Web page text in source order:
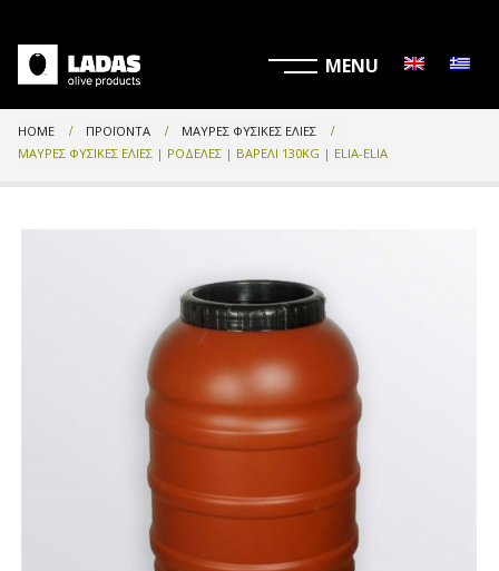
HOME ΠΡΟΪΌΝΤΑ
ΜΑΎΡΕΣ ΦΥΣΙΚΈΣ ΕΛΙΈΣ
ΜΑΎΡΕΣ ΦΥΣΙΚΈΣ ΕΛΙΈΣ | ΡΟΔΈΛΕΣ | ΒΑΡΈΛΙ 130KG | ELIA-ELIA